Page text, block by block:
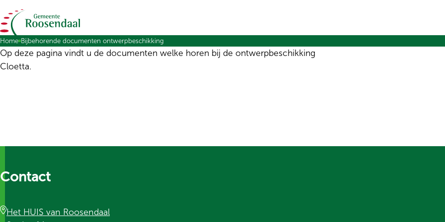
Ga naar de inhoud
Home Bijbehorende documenten ontwerpbeschikking
Op deze pagina vindt u de documenten welke horen bij de ontwerpbeschikking
Cloetta.
Contact
Het HUIS van Roosendaal